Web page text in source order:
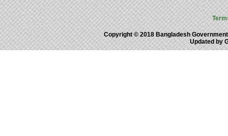
Copyright © 2018 Bangladesh
Updated by